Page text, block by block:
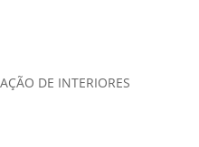
DE INTERIORES